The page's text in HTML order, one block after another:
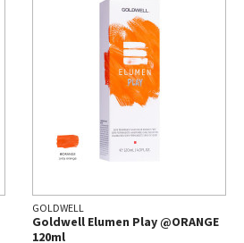
GOLDWELL
Goldwell Elumen Play @ORANGE
120ml